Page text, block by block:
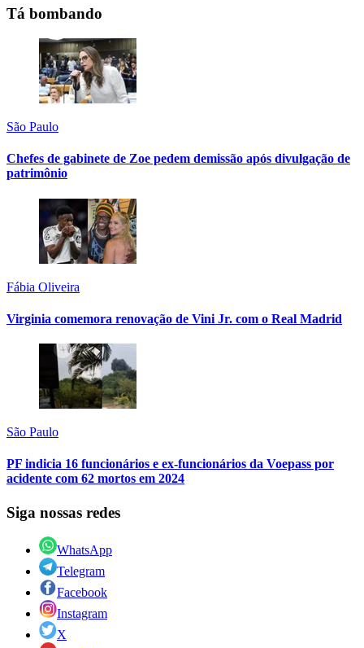
Tá bombando
São Paulo
Chefes de gabinete de Zoe pedem demissão após divulgação de
patrimônio
Fábia Oliveira
Virginia comemora renovação de Vini Jr. com o Real Madrid
São Paulo
PF indicia 16 funcionários e ex-funcionários da Voepass por
acidente com 62 mortos em 2024
Siga nossas redes
WhatsApp
Telegram
Facebook
Instagram
X